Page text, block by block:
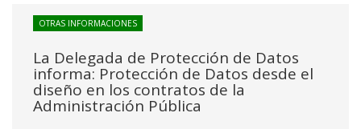
OTRAS INFORMACIONES
La Delegada de Protección de Datos
informa: Protección de Datos desde el
diseño en los contratos de la
Administración Pública